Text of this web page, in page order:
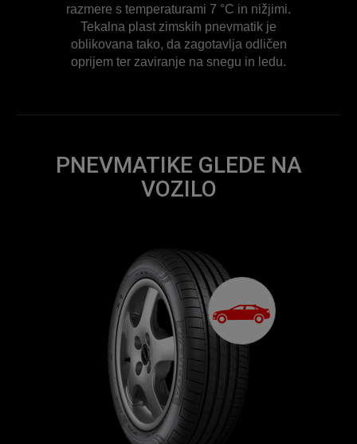
razmere s temperaturami 7 °C in nižjimi.
Tekalna plast zimskih pnevmatik je
oblikovana tako, da zagotavlja odličen
oprijem ter zaviranje na snegu in ledu.
PNEVMATIKE GLEDE NA
VOZILO